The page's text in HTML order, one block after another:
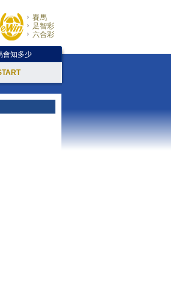
賽馬
足智彩
六合彩
會知多少